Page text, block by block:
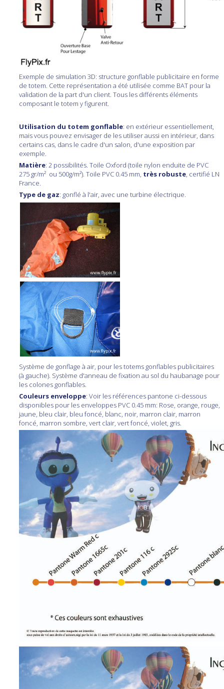
Exemple de simulation 3D: structure gonflable publicitaire en forme
de totem. Cette représentation a été utilisée comme BAT pour la
validation de la part d'un client. Tous les différents éléments
composant le totem y figurent.
Utilisation du totem gonflable: en extérieur essentiellement,
mais vous pouvez envisager de les utiliser aussi en intérieur, dans
certains cas, dans le cadre d'un salon, d'une exposition par
exemple.
Matière: 2 possibilités. Toile Oxford (toile nylon enduite de PVC
275 gr/m² ou 500g/m²). Toile PVC 0.45 mm, très robuste , certifié LN
France.
Type de gaz: gonflé à l'air, avec une turbine électrique.
Système de gonflage à air, pour les totems gonflables publicitaires
(à gauche). Système d'anneau de fixation au sol du haubanage pour
les colones gonflables.
Couleurs enveloppe: Voir les références pantone ci-dessous
disponibles pour les enveloppes PVC 0.45 mm: Rose, orange, rouge,
jaune, bleu clair, bleu foncé, blanc, noir, marron clair, marron
foncé, marron sombre, vert clair, vert foncé, violet, gris.